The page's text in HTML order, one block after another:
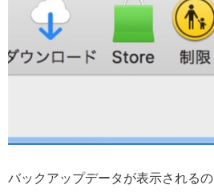
バックアップデータが表示される